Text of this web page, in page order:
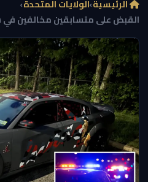
الرئيسية›الولايات المتحدة›
القبض على متسابقين مخالفين في